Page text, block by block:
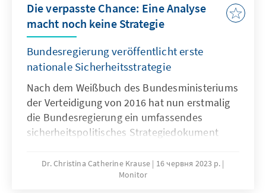
Die verpasste Chance: Eine Analyse
macht noch keine Strategie
Bundesregierung veröffentlicht erste
nationale Sicherheitsstrategie
Nach dem Weißbuch des Bundesministeriums
der Verteidigung von 2016 hat nun erstmalig
die Bundesregierung ein umfassendes
sicherheitspolitisches Strategiedokument
Federführung, weitere Bundesministerien, wie
auch das Bundeskanzleramt wurden eng in
Dr. Christina Catherine Krause
16 червня 2023 р.
Monitor